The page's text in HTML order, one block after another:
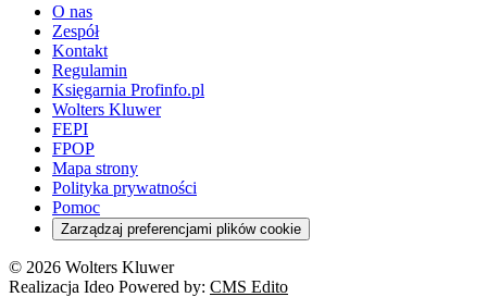
O nas
Zespół
Kontakt
Regulamin
Księgarnia Profinfo.pl
Wolters Kluwer
FEPI
FPOP
Mapa strony
Polityka prywatności
Pomoc
Zarządzaj preferencjami plików cookie
© 2026 Wolters Kluwer
Realizacja Ideo Powered by: CMS Edito